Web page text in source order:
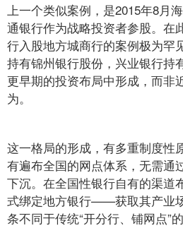
上一个类似案例，是2015年8月
通银行作为战略投资者参股。在
行入股地方城商行的案例极为罕
持有锦州银行股份，兴业银行持
更早期的投资布局中形成，而非
为。
这一格局的形成，有多重制度性
有遍布全国的网点体系，无需通
下沉。在全国性银行自有的渠道
式绑定地方银行——获取其产业
条不同于传统“开分行、铺网点”